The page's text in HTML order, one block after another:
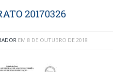
20170326
EM 8 DE OUTUBRO DE 2018